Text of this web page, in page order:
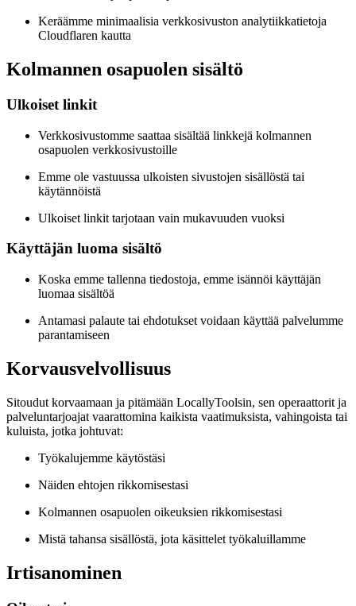
Keräämme minimaalisia verkkosivuston analytiikkatietoja
Cloudflaren kautta
Kolmannen osapuolen sisältö
Ulkoiset linkit
Verkkosivustomme saattaa sisältää linkkejä kolmannen
osapuolen verkkosivustoille
Emme ole vastuussa ulkoisten sivustojen sisällöstä tai
käytännöistä
Ulkoiset linkit tarjotaan vain mukavuuden vuoksi
Käyttäjän luoma sisältö
Koska emme tallenna tiedostoja, emme isännöi käyttäjän
luomaa sisältöä
Antamasi palaute tai ehdotukset voidaan käyttää palvelumme
parantamiseen
Korvausvelvollisuus
Sitoudut korvaamaan ja pitämään LocallyToolsin, sen operaattorit ja
palveluntarjoajat vaarattomina kaikista vaatimuksista, vahingoista tai
kuluista, jotka johtuvat:
Työkalujemme käytöstäsi
Näiden ehtojen rikkomisestasi
Kolmannen osapuolen oikeuksien rikkomisestasi
Mistä tahansa sisällöstä, jota käsittelet työkaluillamme
Irtisanominen